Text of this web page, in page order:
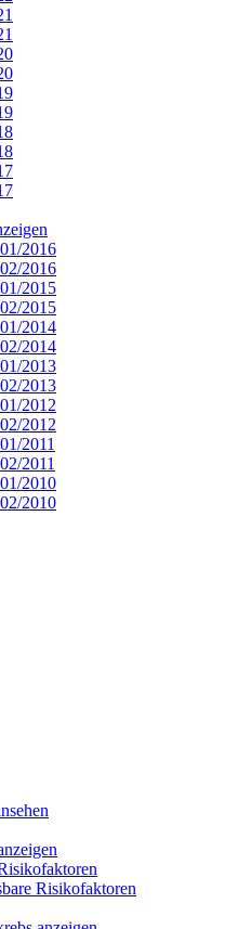
2016
2016
2015
2015
2014
2014
2013
2013
2012
2012
2011
2011
2010
2010
Risikofaktoren